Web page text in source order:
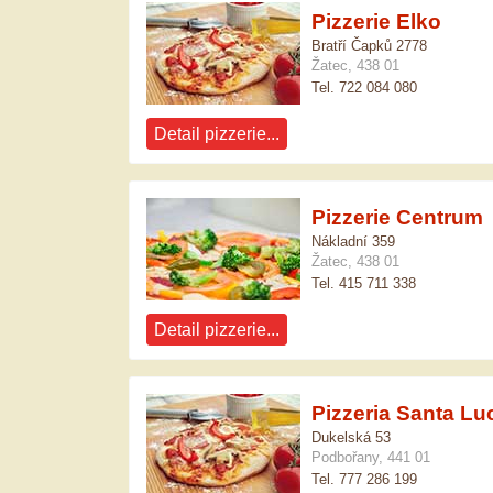
Pizzerie Elko
Bratří Čapků 2778
Žatec, 438 01
Tel. 722 084 080
Detail pizzerie...
Pizzerie Centrum
Nákladní 359
Žatec, 438 01
Tel. 415 711 338
Detail pizzerie...
Pizzeria Santa
Dukelská 53
Podbořany, 441 01
Tel. 777 286 199